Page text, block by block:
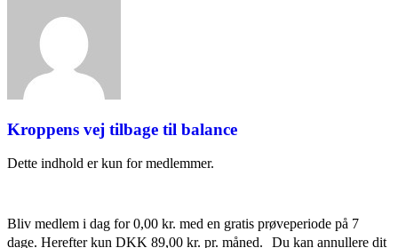
Kroppens vej tilbage til balance
Dette indhold er kun for medlemmer.
Bliv medlem i dag for 0,00 kr. med en gratis prøveperiode på 7
dage. Herefter kun DKK 89,00 kr. pr. måned. Du kan annullere dit